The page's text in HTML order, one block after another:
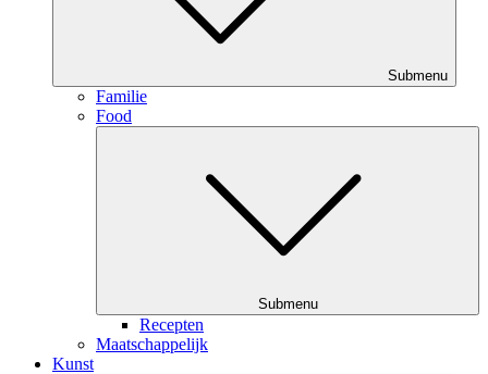
Submenu
Familie
Food
Submenu
Recepten
Maatschappelijk
Kunst